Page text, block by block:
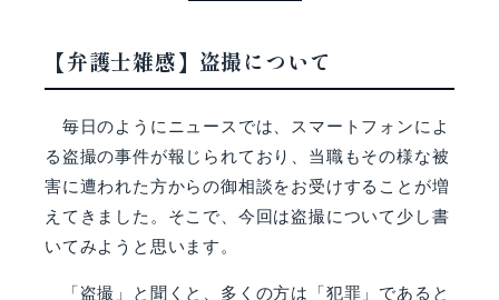
【弁護士雑感】盗撮について
毎日のようにニュースでは、スマートフォンによ
る盗撮の事件が報じられており、当職もその様な被
害に遭われた方からの御相談をお受けすることが増
えてきました。そこで、今回は盗撮について少し書
いてみようと思います。
「盗撮」と聞くと、多くの方は「犯罪」であると